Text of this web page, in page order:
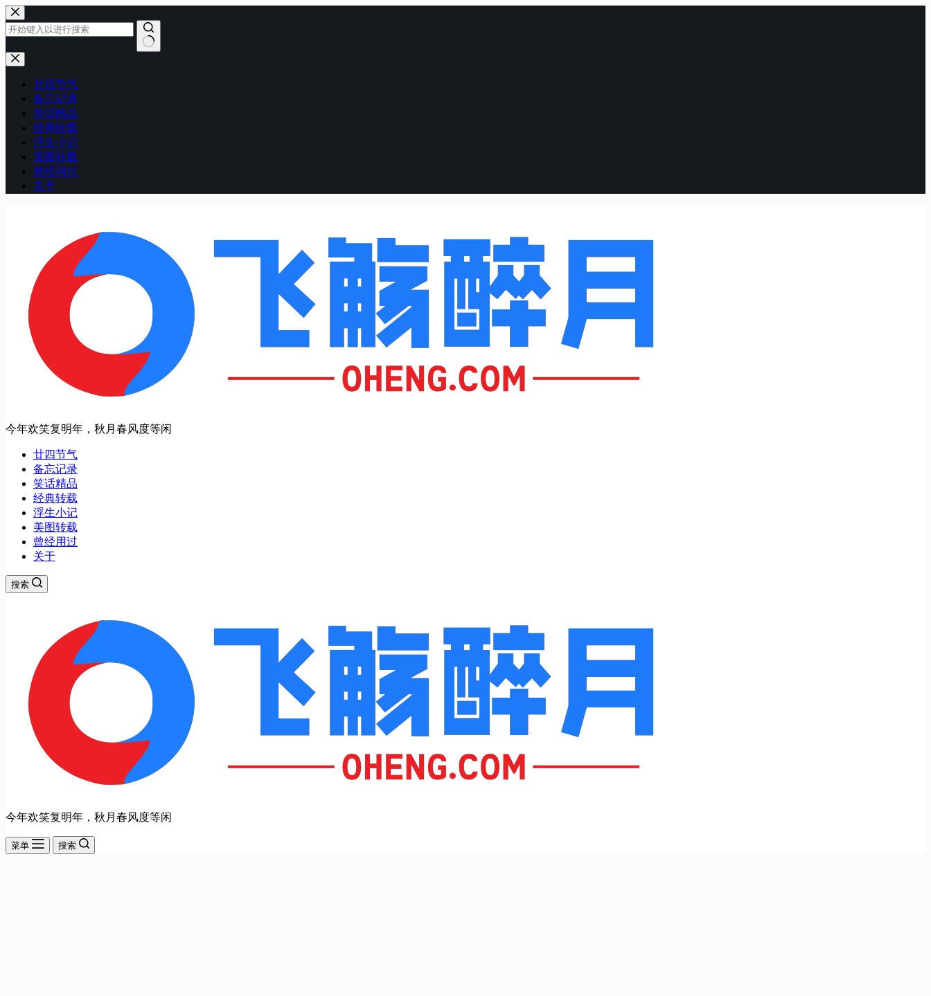
跳
至
内
容
无
廿四节气
备忘记录
笑话精品
经典转载
浮生小记
美图转载
曾经用过
关于
今年欢笑复明年，秋月春风度等闲
廿四节气
备忘记录
笑话精品
经典转载
浮生小记
美图转载
曾经用过
关于
搜索
今年欢笑复明年，秋月春风度等闲
菜单 搜索